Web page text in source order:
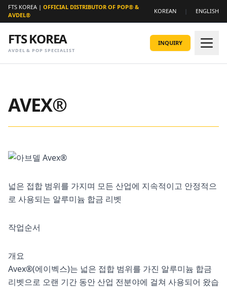
FTS KOREA | OFFICIAL DISTRIBUTOR OF POP® &
AVDEL®
KOREAN | ENGLISH
FTS KOREA
AVDEL & POP SPECIALIST
INQUIRY
AVEX®
넓은 접합 범위를 가지며 모든 산업에 지속적이고 안정적으
로 사용되는 알루미늄 합금 리벳
작업순서
개요
Avex®(에이벡스)는 넓은 접합 범위를 가진 알루미늄 합금
리벳으로 오랜 기간 동안 산업 전분야에 걸쳐 사용되어 왔습